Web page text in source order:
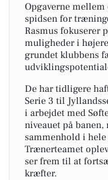
Opgaverne
spidsen for
Rasmus fokuserer
muligheder i
grundet klubbens
De har tidligere
Serie 3 til
i arbejdet med
niveauet på
sammenhold i
Trænerteamet
ser frem til at
kræfter.